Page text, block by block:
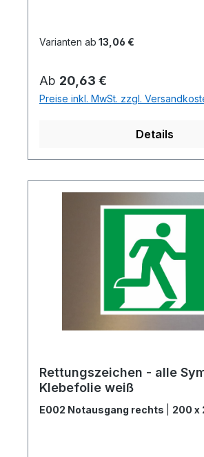
Varianten ab 13,06 €
Regulärer Preis:
Ab 20,63 €
Preise inkl. MwSt. zzgl.
Details
Rettungszeichen - alle
Klebefolie weiß
E002 Notausgang rechts 200 x